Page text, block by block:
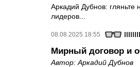
Аркадий Дубнов: гляньте
лидеров...
08.08.2025 18:55
Мирный договор и
Автор: Аркадий Дубнов